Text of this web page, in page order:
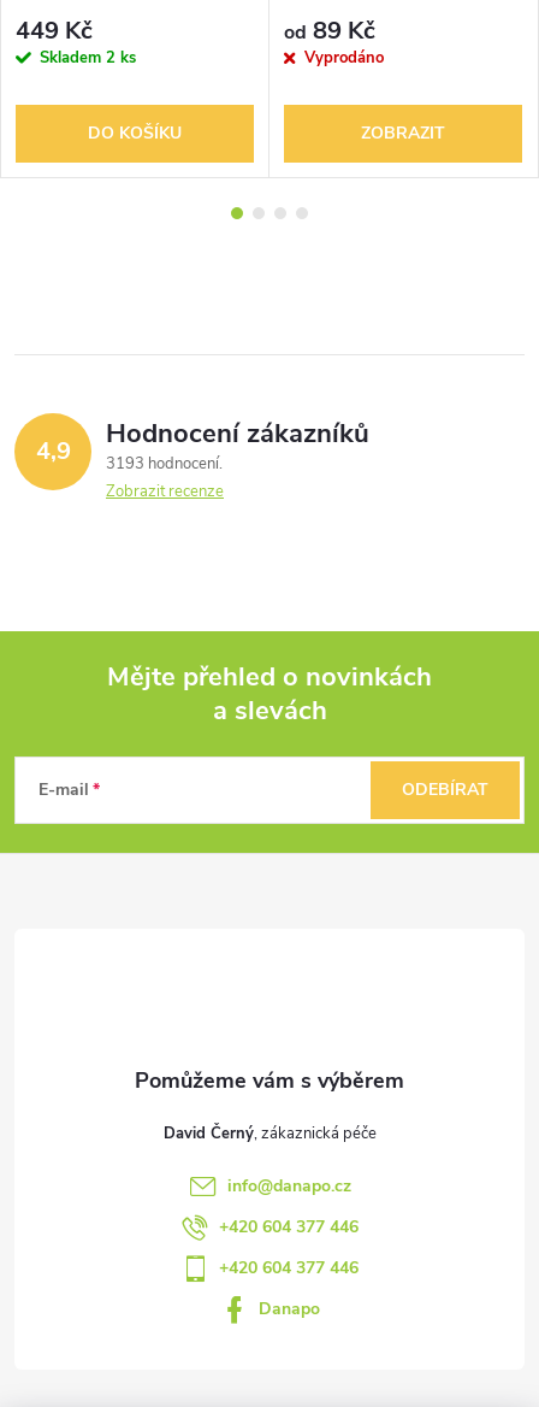
449 Kč
Skladem 2 ks
DO KOŠÍKU
od 89 Kč
Vyprodáno
ZOBRAZIT
4,9 Hodnocení zákazníků
3193 hodnocení
Zobrazit recenze
p
Mějte přehled o novinkách
a slevách
E-mail ODEBÍRAT
David Černý
info@danapo.cz
+420 604 377 446
+420 604 377 446
Danapo